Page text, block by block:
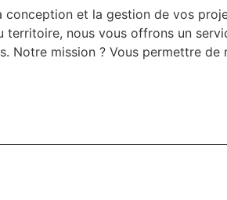
conception et la gestion de vos
territoire, nous vous offrons un
Notre mission ? Vous permettre de